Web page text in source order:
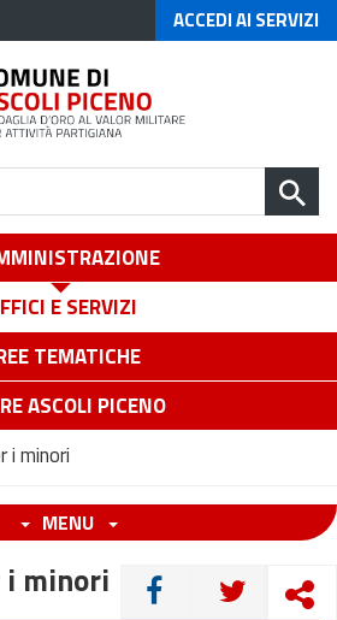
ACCEDI AI SERVIZI
E SERVIZI
TEMATICHE
ASCOLI PICENO
i minori
MENU
CONDIVIDI
minori